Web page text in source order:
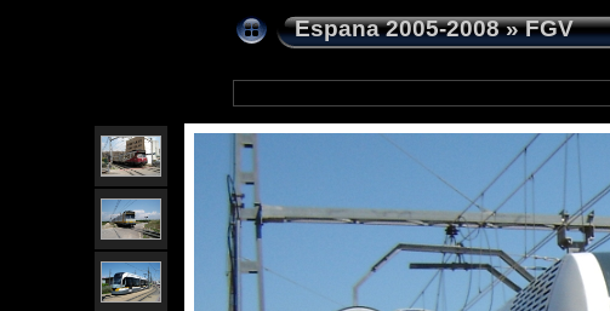
Espana 2005-2008»FGV